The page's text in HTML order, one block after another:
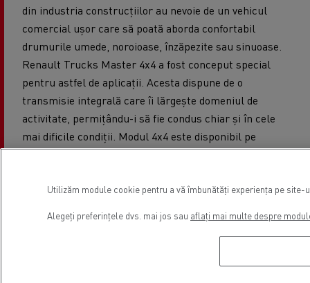
din industria construcțiilor au nevoie de un vehicul
comercial ușor care să poată aborda confortabil
drumurile umede, noroioase, înzăpezite sau sinuoase.
Renault Trucks Master 4x4 a fost conceput special
pentru astfel de aplicații. Acesta dispune de o
transmisie integrală care îi lărgește domeniul de
activitate, permițându-i să fie condus chiar și în cele
mai dificile condiții. Modul 4x4 este disponibil pe
versiunile cu tracțiune spate cu o singură roată sau cu
când este necesar, pentru a optimiza consumul de
Utilizăm module cookie pentru a vă îmbunătăți experiența pe
Alegeți preferințele dvs. mai jos sau aflați mai multe despre